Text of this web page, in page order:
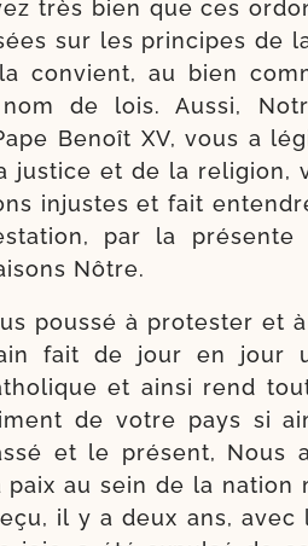
très bien que ces
sur les prin­cipes de
convient, au bien
de lois. Aussi,
Benoît XV, vous a
jus­tice et de la reli­gion,
injustes et fait
par la
Nôtre.
pous­sé à pro­tes­ter et
fait de jour en jour
et ain­si rend
de votre pays si
et le pré­sent, Nous
au sein de la nation
il y a deux ans, avec